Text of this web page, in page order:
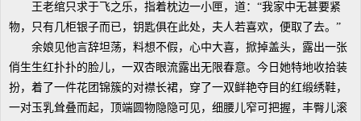
王老绾只求于飞之乐，指着枕边一小匣，道：“我家中无甚要紧
物，只有几柜银子而已，钥匙俱在此处，夫人若喜欢，便取了去。”
余娘见他言辞坦荡，料想不假，心中大喜，掀掉盖头，露出一张
俏生生红扑扑的脸儿，一双杏眼流露出无限春意。今日她特地收拾装
扮，着了一件花团锦簇的对襟长裙，穿了一双鲜艳夺目的红缎绣鞋，
一对玉乳耸叠而起，顶端圆物隐隐可见，细腰儿窄可把握，丰臀儿滚